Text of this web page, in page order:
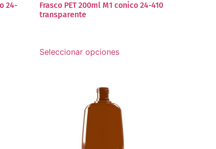
24-
Frasco PET 200ml M1 conico 24-410
transparente
Seleccionar opciones